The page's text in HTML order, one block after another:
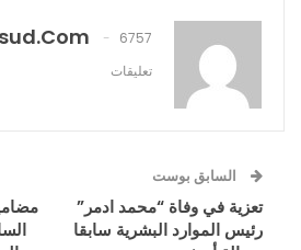
6757 المشاركات
تعليقات
السابق بوست
تعزية في وفاة “محمد ادمر”
رئيس الموارد البشرية سابقا